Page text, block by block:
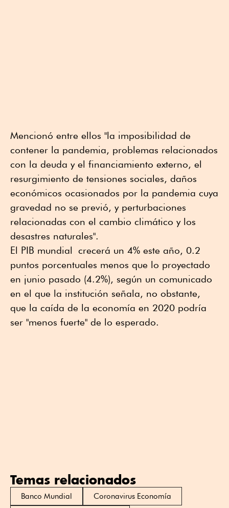
Mencionó entre ellos "la imposibilidad de
contener la pandemia, problemas relacionados
con la deuda y el financiamiento externo, el
resurgimiento de tensiones sociales, daños
económicos ocasionados por la pandemia cuya
gravedad no se previó, y perturbaciones
relacionadas con el cambio climático y los
desastres naturales".
El PIB mundial crecerá un 4% este año, 0.2
puntos porcentuales menos que lo proyectado
en junio pasado (4.2%), según un comunicado
en el que la institución señala, no obstante,
que la caída de la economía en 2020 podría
ser "menos fuerte" de lo esperado.
Temas relacionados
Banco Mundial
Coronavirus Economía